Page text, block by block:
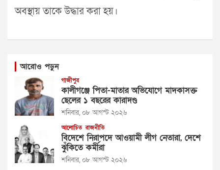
অবস্থায় তাকে উদ্ধার করা হয়।
আরোও পড়ুন
গাজীপুর
কালীগঞ্জে পিতা-মাতার অভিযোগে মাদকাসক্ত
ছেলের ১ বছরের কারাদণ্ড
শনিবার, ০৮ আগস্ট ২০২৬
আলোচিত রাজনীতি
বিদেশে নিরাপদে আওয়ামী লীগ নেতারা, দেশে
ঝুঁকিতে কর্মীরা
শনিবার, ০৮ আগস্ট ২০২৬